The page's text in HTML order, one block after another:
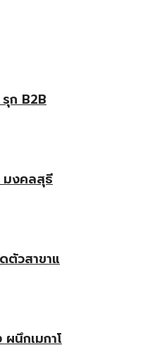
ก B2B
มงคลสุธี
ตัวสาขาแ
นึกเมกาโ